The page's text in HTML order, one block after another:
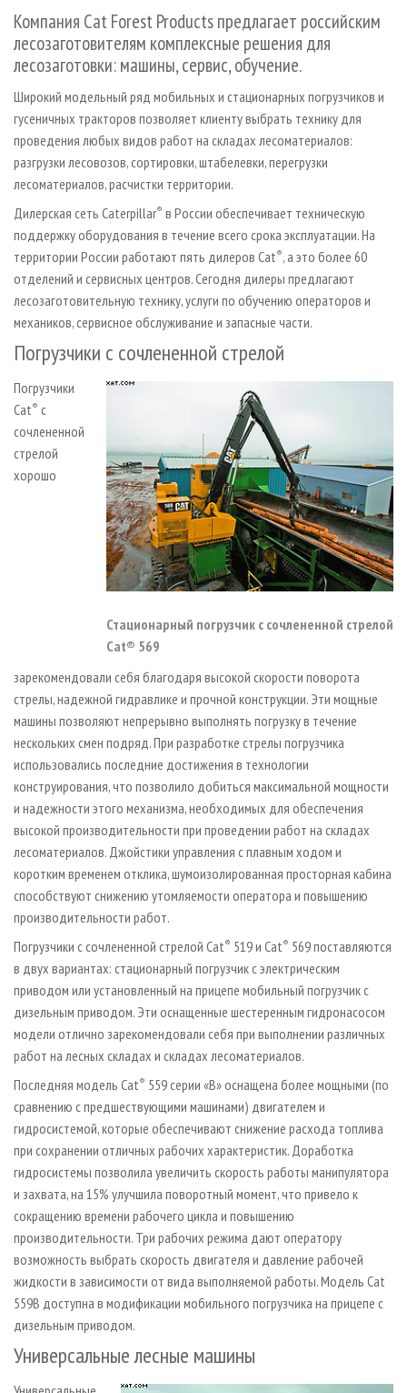
СУШКА ДРЕВЕСИНЫ
ПРОИЗВОДСТВО ДРЕВЕСНЫХ ПЛИТ
ДЕРЕВЯННОЕ ДОМОСТРОЕНИЕ
ПРОИЗВОДСТВО МЕБЕЛИ
БИОЭНЕРГЕТИКА
ЦБП
ИНСТРУМЕНТ И МАТЕРИАЛЫ
ПЕРСОНЫ
МОБИЛЬНЫЕ ВЫСТАВКИ
ОФИЦИАЛЬНЫЕ ДЕЛЕГАЦИИ
ПРИОРИТЕТНЫЕ ИНВЕСТПРОЕКТЫ
RUSSIAN FORESTRY REVIEW
ГАЗЕТА ЛЕСПРОМФОРУМ
БИБЛИОТЕКА СПЕЦИАЛИСТА
КОНТАКТЫ
РЕКЛАМА
РЕКЛАМА НА САЙТЕ
Компания Cat Forest Products предлагает российским
лесозаготовителям комплексные решения для
лесозаготовки: машины, сервис, обучение.
Широкий модельный ряд мобильных и стационарных погрузчиков и
гусеничных тракторов позволяет клиенту выбрать технику для
проведения любых видов работ на складах лесоматериалов:
разгрузки лесовозов, сортировки, штабелевки, перегрузки
лесоматериалов, расчистки территории.
Дилерская сеть Caterpillar® в России обеспечивает техническую
поддержку оборудования в течение всего срока эксплуатации. На
территории России работают пять дилеров Cat®, а это более 60
отделений и сервисных центров. Сегодня дилеры предлагают
лесозаготовительную технику, услуги по обучению операторов и
механиков, сервисное обслуживание и запасные части.
Погрузчики с сочлененной стрелой
Стационарный погрузчик с сочлененной стрелой
Cat® 569
Погрузчики
Cat® с
сочлененной
стрелой
хорошо
зарекомендовали себя благодаря высокой скорости поворота
стрелы, надежной гидравлике и прочной конструкции. Эти мощные
машины позволяют непрерывно выполнять погрузку в течение
нескольких смен подряд. При разработке стрелы погрузчика
использовались последние достижения в технологии
конструирования, что позволило добиться максимальной мощности
и надежности этого механизма, необходимых для обеспечения
высокой производительности при проведении работ на складах
лесоматериалов. Джойстики управления с плавным ходом и
коротким временем отклика, шумоизолированная просторная кабина
способствуют снижению утомляемости оператора и повышению
производительности работ.
Погрузчики с сочлененной стрелой Cat® 519 и Cat® 569 поставляются
в двух вариантах: стационарный погрузчик с электрическим
приводом или установленный на прицепе мобильный погрузчик с
дизельным приводом. Эти оснащенные шестеренным гидронасосом
модели отлично зарекомендовали себя при выполнении различных
работ на лесных складах и складах лесоматериалов.
Последняя модель Cat® 559 серии «B» оснащена более мощными (по
сравнению с предшествующими машинами) двигателем и
гидросистемой, которые обеспечивают снижение расхода топлива
при сохранении отличных рабочих характеристик. Доработка
гидросистемы позволила увеличить скорость работы манипулятора
и захвата, на 15% улучшила поворотный момент, что привело к
сокращению времени рабочего цикла и повышению
производительности. Три рабочих режима дают оператору
возможность выбрать скорость двигателя и давление рабочей
жидкости в зависимости от вида выполняемой работы. Модель Cat
559B доступна в модификации мобильного погрузчика на прицепе с
дизельным приводом.
Универсальные лесные машины